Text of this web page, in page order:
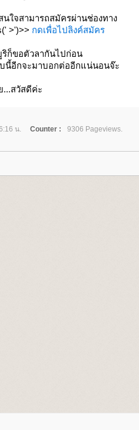
ใจสามารถสมัครผ่านช่องทาง
>')>> กดเพื่อไปลิงค์สมัคร
ก็ขอตัวลากันไปก่อน
นี้อีกจะมาบอกต่ออีกแน่นอนจ๊ะ
...สวัสดีค่ะ
น. Counter :
9306 Pageviews.